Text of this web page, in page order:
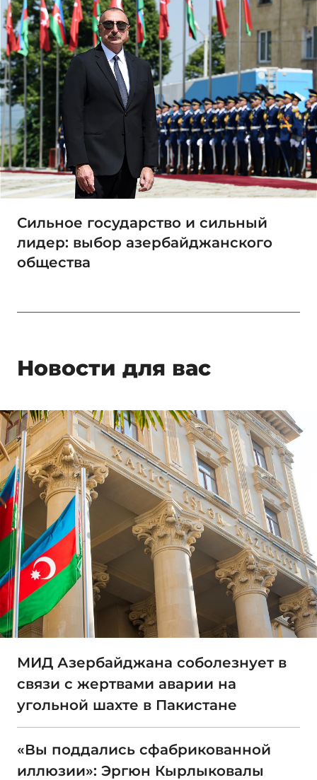
Сильное государство и сильный
лидер: выбор азербайджанского
общества
Новости для вас
МИД Азербайджана соболезнует в
связи с жертвами аварии на
угольной шахте в Пакистане
«Вы поддались сфабрикованной
иллюзии»: Эргюн Кырлыковалы